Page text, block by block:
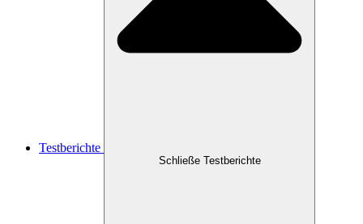
Testberichte
Schließe Testberichte